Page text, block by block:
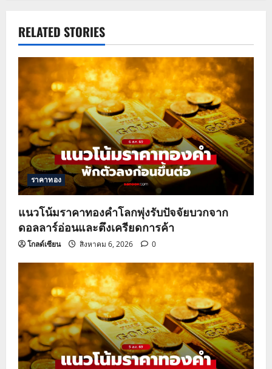
v
i
g
a
t
i
o
n
RELATED STORIES
ราคาทอง
แนวโน้มราคาทองคำโลกพุ่งรับปัจจัยบวกจาก
ดอลลาร์อ่อนและตึงเครียดการค้า
โกลด์เซียน สิงหาคม 6, 2026 0